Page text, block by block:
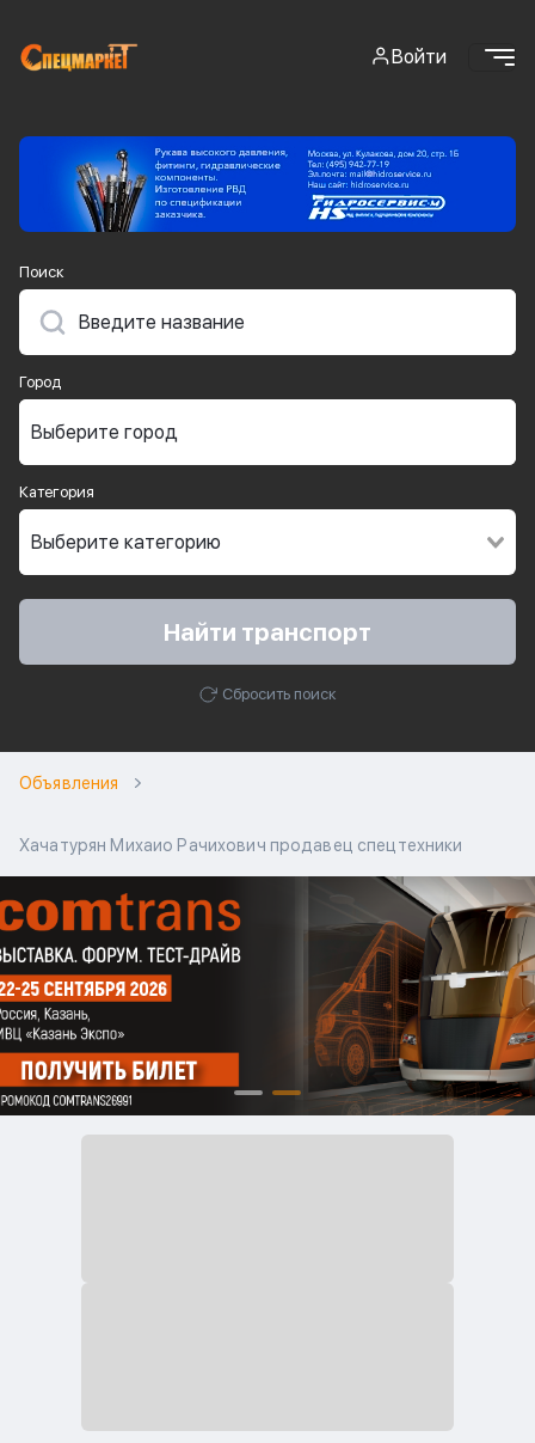
Войти
Поиск
Город
Категория
Найти транспорт
Сбросить поиск
Объявления
Хачатурян Михаио Рачихович продавец спецтехники